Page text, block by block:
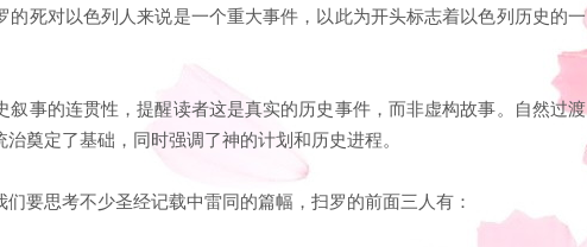
死对以色列人来说是一个重大事件，以此为开头标志着以色列历史的一
事的连贯性，提醒读者这是真实的历史事件，而非虚构故事。自然过渡
奠定了基础，同时强调了神的计划和历史进程。
要思考不少圣经记载中雷同的篇幅，扫罗的前面三人有：